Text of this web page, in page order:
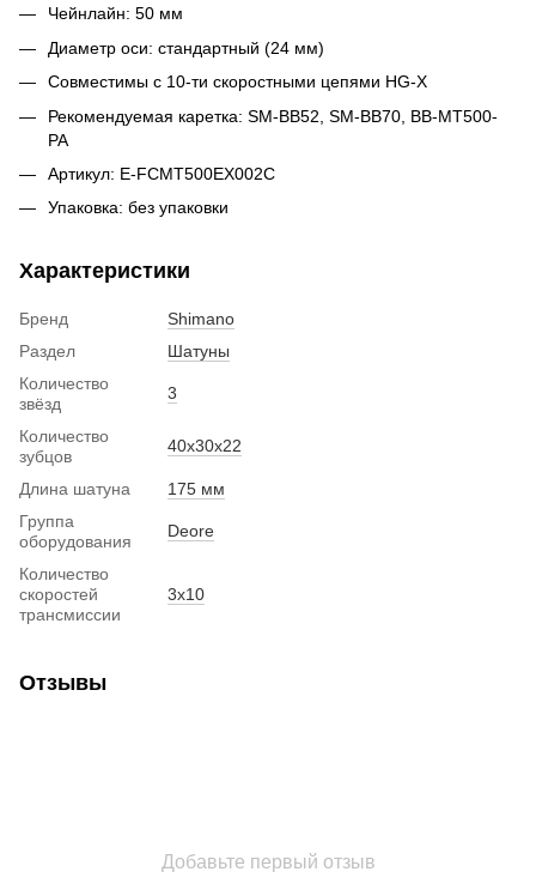
Чейнлайн: 50 мм
Диаметр оси: стандартный (24 мм)
Совместимы с 10-ти скоростными цепями HG-X
Рекомендуемая каретка: SM-BB52, SM-BB70, BB-MT500-
PA
Артикул: E-FCMT500EX002C
Упаковка: без упаковки
Характеристики
Бренд
Shimano
Раздел
Шатуны
Количество
звёзд
3
Количество
зубцов
40x30x22
Длина шатуна
175 мм
Группа
оборудования
Deore
Количество
скоростей
трансмиссии
3x10
Отзывы
Добавьте первый отзыв